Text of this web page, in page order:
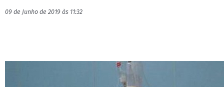
09 de Junho de 2019 às 11:32